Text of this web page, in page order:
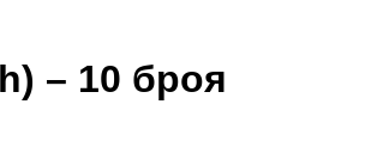
– 10 броя